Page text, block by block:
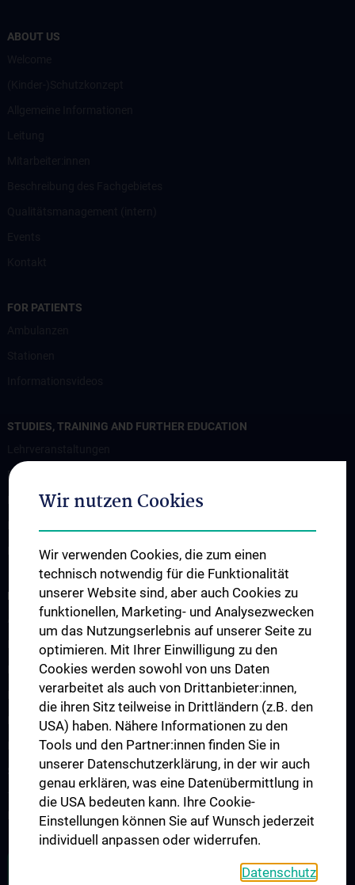
ABOUT US
FOR PATIENTS
STUDIES, TRAINING AND FURTHER EDUCATION
Fortbildungen
Praktika
Kontakt
RESEARCH
ABC BRAIN LAB
Essstörungen und Assoziierte Krankheitsbilder
Kothgassner Lab – SCAR Unit
Posttraumatic Stress Disorder Research Laboratory
Psychotherapie
Project PSYGESKOM
Strukturdiagnostik für Persönlichkeitsstörungen
Transkulturelle Psychiatrie und Migrationsbedingte Störungen im
Kindes- und Jugendalter
Wir nutzen Cookies
Wir verwenden Cookies, die zum einen
technisch notwendig für die Funktionalität
unserer Website sind, aber auch Cookies zu
funktionellen, Marketing- und Analysezwecken
um das Nutzungserlebnis auf unserer Seite zu
optimieren. Mit Ihrer Einwilligung zu den
Cookies werden sowohl von uns Daten
verarbeitet als auch von Drittanbieter:innen,
die ihren Sitz teilweise in Drittländern (z.B. den
USA) haben. Nähere Informationen zu den
Tools und den Partner:innen finden Sie in
unserer Datenschutzerklärung, in der wir auch
genau erklären, was eine Datenübermittlung in
die USA bedeuten kann. Ihre Cookie-
Einstellungen können Sie auf Wunsch jederzeit
individuell anpassen oder widerrufen.
Datenschutz